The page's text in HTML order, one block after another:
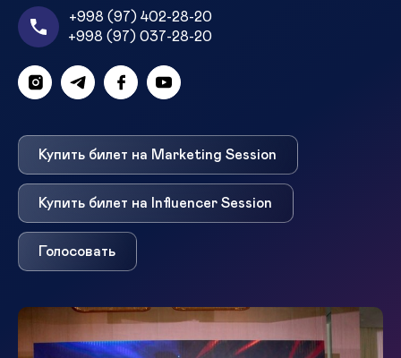
+998 (97) 402-28-20
+998 (97) 037-28-20
Купить билет на Marketing Session
Купить билет на Influencer Session
Голосовать